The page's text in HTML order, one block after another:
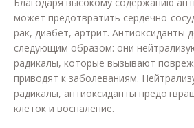
Благодаря высокому содержанию
может предотвратить сердечно-
рак, диабет, артрит. Антиоксиданты
следующим образом: они
радикалы, которые вызывают
приводят к заболеваниям.
радикалы, антиоксиданты
клеток и воспаление.